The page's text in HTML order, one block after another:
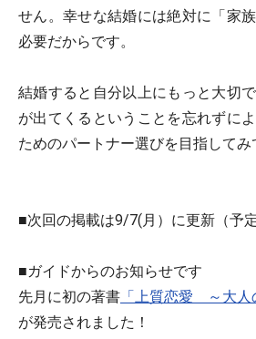
せん。 幸せな結婚には絶対に「家
必要だからです。
結婚すると自分以上にもっと大切
が出てくるということを忘れずに
ためのパートナー選びを目指してみ
■次回の掲載は9/7(月）に更新（予定
■ガイドからのお知らせです
先月に初の著書 「上質恋愛 ～大人
が発売されました！